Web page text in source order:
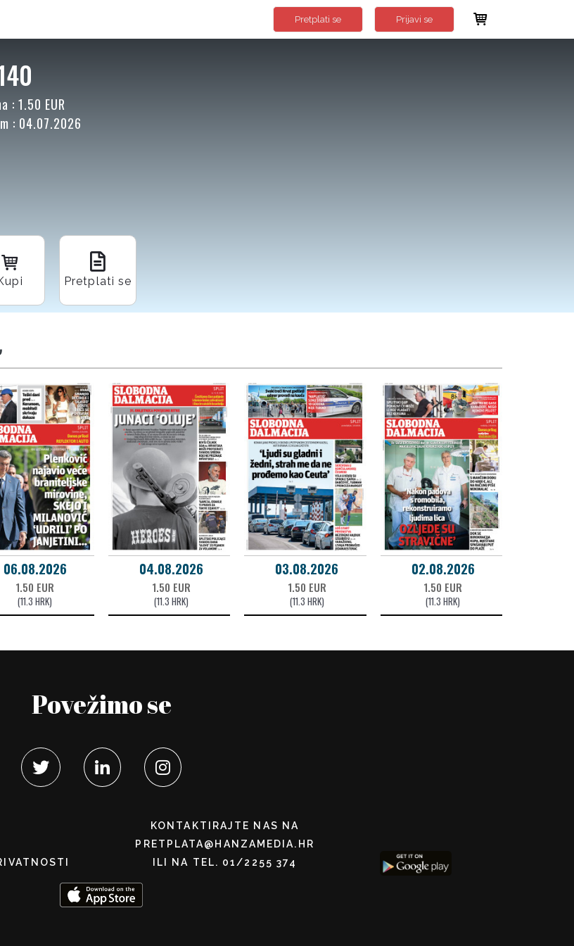
Pretplati se Prijavi se
: 1.50 EUR
: 04.07.2026
Pretplati se
06.08.2026
1.50 EUR
(11.3 HRK)
04.08.2026
1.50 EUR
(11.3 HRK)
03.08.2026
1.50 EUR
(11.3 HRK)
02.08.2026
1.50 EUR
(11.3 HRK)
Povežimo se
KONTAKTIRAJTE NAS NA
PRETPLATA@HANZAMEDIA.HR
ILI NA TEL. 01/2255 374